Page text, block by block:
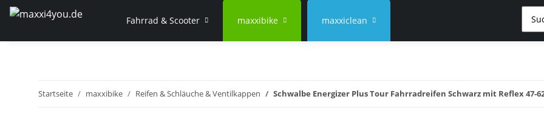
Fahrrad & Scooter maxxibike maxxiclean
Startseite maxxibike Reifen & Schläuche & Ventilkappen Schwalbe Energizer Plus Tour Fahrradreifen Schwarz mit Reflex 47-